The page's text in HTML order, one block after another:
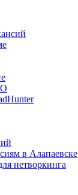
в Алапаевске
нетворкинга